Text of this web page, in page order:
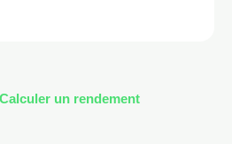
un rendement